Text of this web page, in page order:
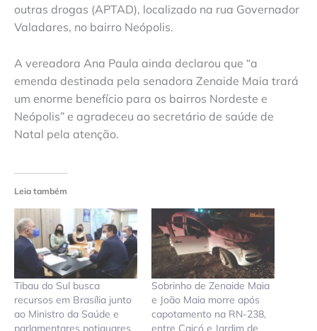
outras drogas (APTAD), localizado na rua Governador
Valadares, no bairro Neópolis.
A vereadora Ana Paula ainda declarou que “a
emenda destinada pela senadora Zenaide Maia trará
um enorme benefício para os bairros Nordeste e
Neópolis” e agradeceu ao secretário de saúde de
Natal pela atenção.
Leia também
Tibau do Sul busca
recursos em Brasília junto
ao Ministro da Saúde e
parlamentares potiguares
Sobrinho de Zenaide Maia
e João Maia morre após
capotamento na RN-238,
entre Caicó e Jardim de